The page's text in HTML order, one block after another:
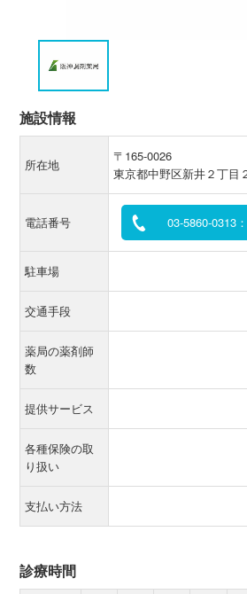
施設情報
所在地
〒165-0026
東京都中野区新井２丁
電話番号 03-5860-0313
駐車場
交通手段
薬局の薬剤師
数
提供サービス
各種保険の取
り扱い
支払い方法
診療時間